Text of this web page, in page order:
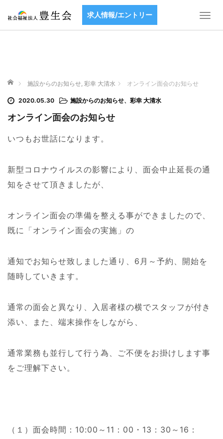
T
o
o
求人情報/エントリー
ホーム 施設からのお知らせ, 彩幸 大清水 オンライン面会のお知らせ
2020.05.30 施設からのお知らせ、 彩幸 大清水
オンライン面会のお知らせ
いつもお世話になります。
新型コロナウイルスの影響により、面会中止延長の通
知をさせて頂きましたが、
オンライン面会の準備を整える事ができましたので、
既に「オンライン面会の実施」の
通知でお知らせ致しました通り、6月～予約、開始を
随時していきます。
通常の面会と異なり、入居者様の横でスタッフが付き
添い、また、端末操作をしながら、
通常業務も並行して行う為、ご不便をお掛けします事
をご理解下さい。
（１）面会時間：10:00～11：00・13：30～16：